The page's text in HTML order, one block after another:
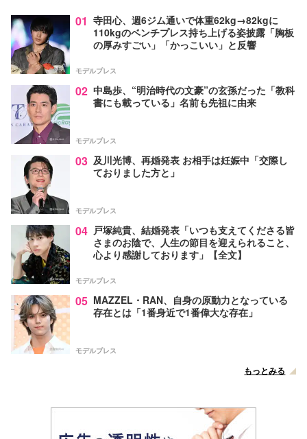
01 寺田心、週6ジム通いで体重62kg→82kgに
110kgのベンチプレス持ち上げる姿披露「胸板
の厚みすごい」「かっこいい」と反響
モデルプレス
02 中島歩、“明治時代の文豪”の玄孫だった「教科
書にも載っている」名前も先祖に由来
モデルプレス
03 及川光博、再婚発表 お相手は妊娠中「交際し
ておりました方と」
モデルプレス
04 戸塚純貴、結婚発表「いつも支えてくださる皆
さまのお陰で、人生の節目を迎えられること、
心より感謝しております」【全文】
モデルプレス
05 MAZZEL・RAN、自身の原動力となっている
存在とは「1番身近で1番偉大な存在」
モデルプレス
もっとみる